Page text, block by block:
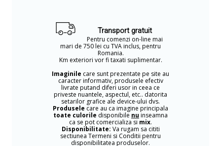
Transport gratuit
Pentru comenzi on-line mai
mari de 750 lei cu TVA inclus, pentru
Romania.
Km exteriori vor fi taxati suplimentar.
Imaginile care sunt prezentate pe site au
caracter informativ, produsele efectiv
livrate putand diferi usor in ceea ce
priveste nuantele, aspectul, etc.. datorita
setarilor grafice ale device-ului dvs.
Produsele care au ca imagine principala
toate culorile disponibile nu inseamna
ca se pot comercializa si mix.
Disponibilitate: Va rugam sa cititi
sectiunea Termeni si Conditii pentru
disponibilitatea produselor.